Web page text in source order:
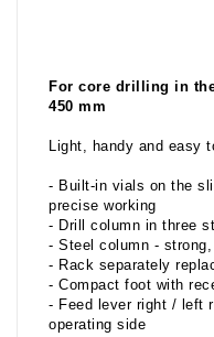
For core drilling in
450 mm
Light, handy and easy
- Built-in vials on the
precise working
- Drill column in three
- Steel column -
- Rack separately
- Compact foot with
- Feed lever right / left
operating side